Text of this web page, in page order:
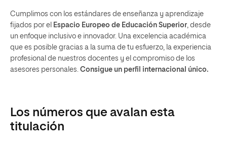
Cumplimos con los estándares de enseñanza y aprendizaje
fijados por el Espacio Europeo de Educación Superior, desde
un enfoque inclusivo e innovador. Una excelencia académica
que es posible gracias a la suma de tu esfuerzo, la experiencia
profesional de nuestros docentes y el compromiso de los
asesores personales. Consigue un perfil internacional único.
Los números que avalan esta
titulación